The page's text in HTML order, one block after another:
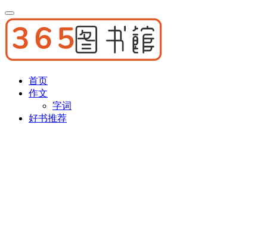
首页
作文
字词
好书推荐